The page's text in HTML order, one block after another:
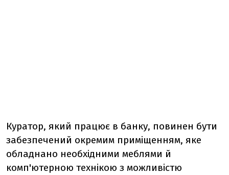
Куратор, який працює в банку, повинен бути
забезпечений окремим приміщенням, яке
обладнано необхідними меблями й
комп'ютерною технікою з можливістю